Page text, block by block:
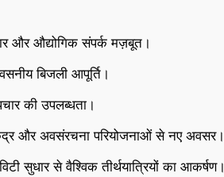
और औद्योगिक संपर्क मज़बूत।
बिजली आपूर्ति।
की उपलब्धता।
और अवसंरचना परियोजनाओं से नए अवसर।
सुधार से वैश्विक तीर्थयात्रियों का आकर्षण।